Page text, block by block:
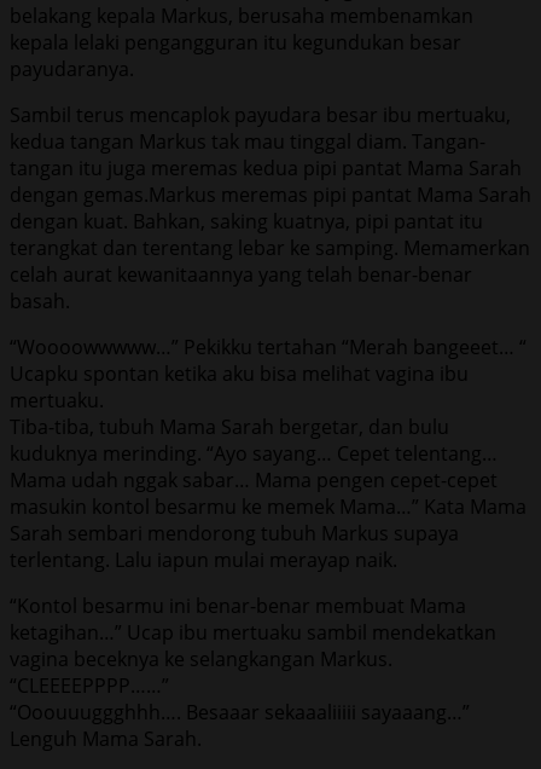
belakang kepala Markus, berusaha membenamkan
kepala lelaki pengangguran itu kegundukan besar
payudaranya.
Sambil terus mencaplok payudara besar ibu mertuaku,
kedua tangan Markus tak mau tinggal diam. Tangan-
tangan itu juga meremas kedua pipi pantat Mama Sarah
dengan gemas.Markus meremas pipi pantat Mama Sarah
dengan kuat. Bahkan, saking kuatnya, pipi pantat itu
terangkat dan terentang lebar ke samping. Memamerkan
celah aurat kewanitaannya yang telah benar-benar
basah.
“Woooowwwww…” Pekikku tertahan “Merah bangeeet… “
Ucapku spontan ketika aku bisa melihat vagina ibu
mertuaku.
Tiba-tiba, tubuh Mama Sarah bergetar, dan bulu
kuduknya merinding. “Ayo sayang… Cepet telentang…
Mama udah nggak sabar… Mama pengen cepet-cepet
masukin kontol besarmu ke memek Mama…” Kata Mama
Sarah sembari mendorong tubuh Markus supaya
terlentang. Lalu iapun mulai merayap naik.
“Kontol besarmu ini benar-benar membuat Mama
ketagihan…” Ucap ibu mertuaku sambil mendekatkan
vagina beceknya ke selangkangan Markus.
“CLEEEEPPPP……”
“Ooouuuggghhh…. Besaaar sekaaaliiiii sayaaang…”
Lenguh Mama Sarah.